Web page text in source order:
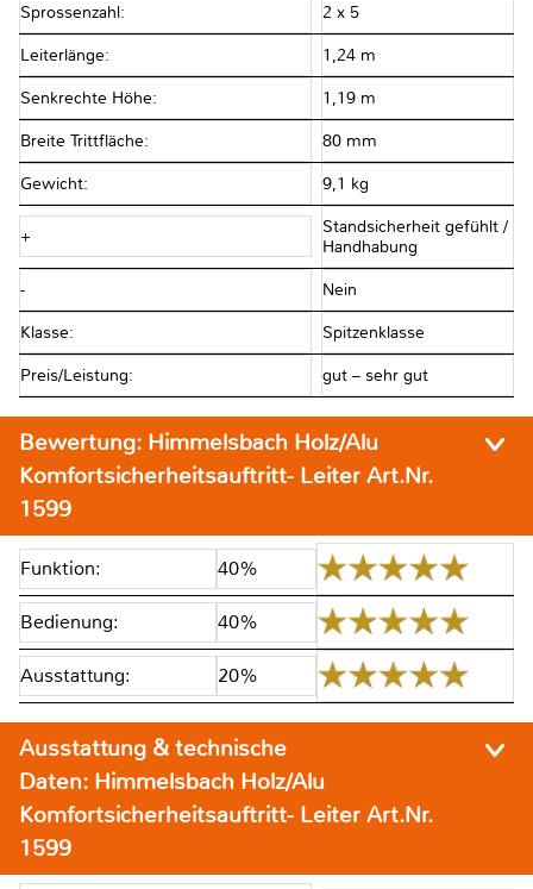
Sprossenzahl: 2 x 5
Leiterlänge: 1,24 m
Senkrechte Höhe: 1,19 m
Breite Trittfläche: 80 mm
Gewicht: 9,1 kg
+
Standsicherheit gefühlt /
Handhabung
- Nein
Klasse: Spitzenklasse
Preis/Leistung: gut – sehr gut
Bewertung: Himmelsbach Holz/Alu
Komfortsicherheitsauftritt- Leiter Art.Nr.
1599
Funktion: 40%
Bedienung: 40%
Ausstattung: 20%
Ausstattung & technische
Daten: Himmelsbach Holz/Alu
Komfortsicherheitsauftritt- Leiter Art.Nr.
1599